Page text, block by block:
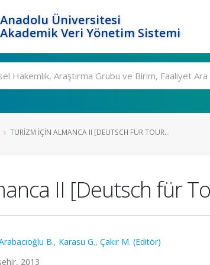
Anadolu Üniversitesi
Akademik Veri Yönetim Sistemi
TURIZM İÇIN ALMANCA II [DEUTSCH FÜR TOUR...
II [Deutsch für
B., Karasu G., Çakır M. (Editör)
2013